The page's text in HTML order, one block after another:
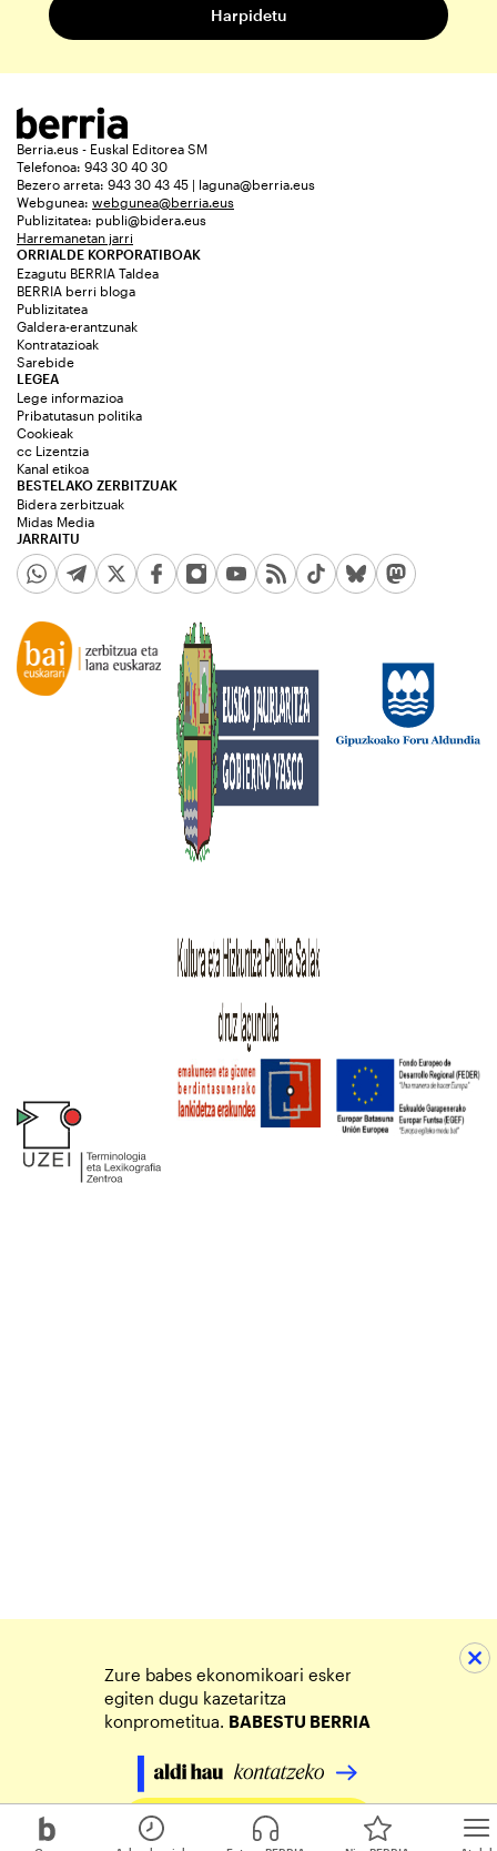
Berria.eus - Euskal Editorea SM
Telefonoa: 943 30 40 30
Bezero arreta: 943 30 43 45 | laguna@berria.eus
Webgunea: webgunea@berria.eus
Publizitatea: publi@bidera.eus
Harremanetan jarri
ORRIALDE KORPORATIBOAK
Ezagutu BERRIA Taldea
BERRIA berri bloga
Publizitatea
Galdera-erantzunak
Kontratazioak
Sarebide
JARRAITU
LEGEA
Lege informazioa
Pribatutasun politika
Cookieak
cc Lizentzia
Kanal etikoa
BESTELAKO ZERBITZUAK
Bidera zerbitzuak
Midas Media
Zure babes ekonomikoari esker
egiten dugu kazetaritza
konprometitua. BABESTU BERRIA
Egin zure ekarpena